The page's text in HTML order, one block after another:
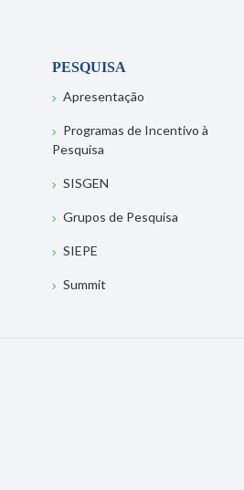
PESQUISA
Apresentação
Programas de Incentivo à
Pesquisa
SISGEN
Grupos de Pesquisa
SIEPE
Summit